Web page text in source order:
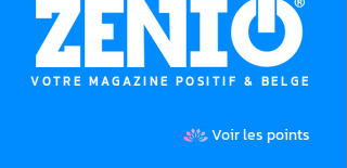
VOTRE MAGAZINE POSITIF & BELGE
Voir les points